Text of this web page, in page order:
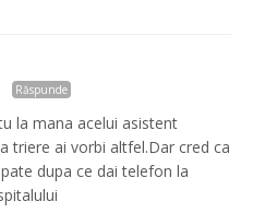
Răspunde
la mana acelui asistent
triere ai vorbi altfel.Dar cred ca
dupa ce dai telefon la